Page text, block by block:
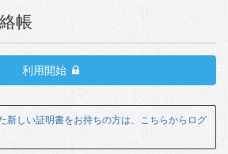
帳
利用開始
新しい証明書をお持ちの方は、こちらからログ